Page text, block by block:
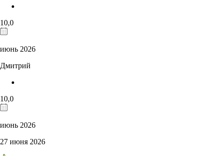
10,0
июнь 2026
Дмитрий
10,0
июнь 2026
27 июня 2026